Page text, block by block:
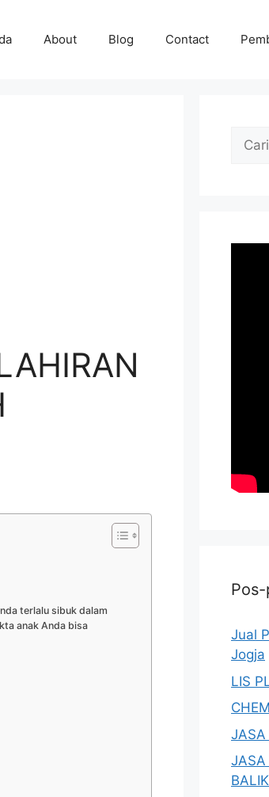
About Blog Contact
terlalu sibuk dalam
anak Anda bisa
Cari
Jual
Jogja
LIS
JASA
JASA